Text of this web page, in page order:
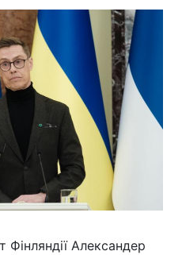
Александер